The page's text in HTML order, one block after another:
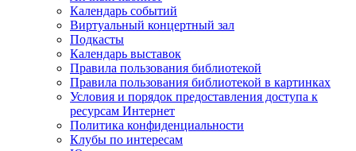
Календарь событий
Виртуальный концертный зал
Подкасты
Календарь выставок
Правила пользования библиотекой
Правила пользования библиотекой в картинках
Условия и порядок предоставления доступа к
ресурсам Интернет
Политика конфиденциальности
Клубы по интересам